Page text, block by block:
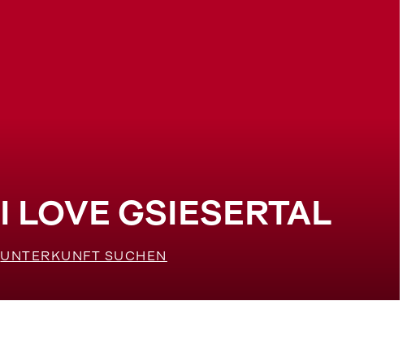
I LOVE GSIESERTAL
UNTERKUNFT SUCHEN